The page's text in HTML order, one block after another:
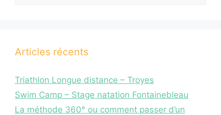
Articles récents
Triathlon Longue distance – Troyes
Swim Camp – Stage natation Fontainebleau
La méthode 360° ou comment passer d’un